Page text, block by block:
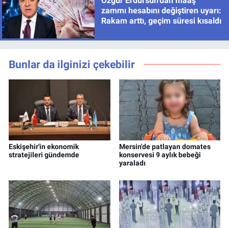
zammı hesabını değiştiren uyarı:
Rakam arttı, geçim süresi kısaldı
Bunlar da ilginizi çekebilir
Eskişehir'in ekonomik
stratejileri gündemde
Mersin'de patlayan domates
konservesi 9 aylık bebeği
yaraladı